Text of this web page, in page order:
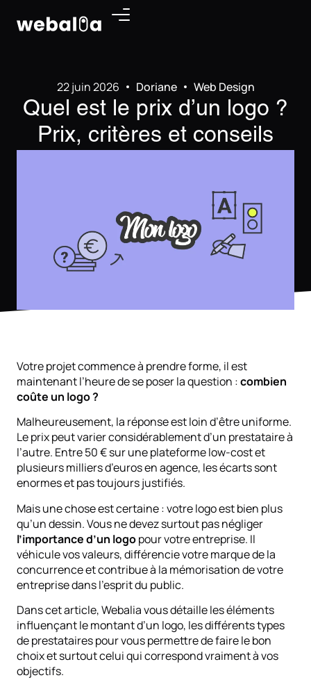
22 juin 2026 Doriane Web Design
Quel est le prix d’un logo ?
Prix, critères et conseils
Votre projet commence à prendre forme, il est
maintenant l’heure de se poser la question :combien
coûte un logo ?
Malheureusement, la réponse est loin d’être uniforme.
Le prix peut varier considérablement d’un prestataire à
l’autre. Entre 50 € sur une plateforme low-cost et
plusieurs milliers d’euros en agence, les écarts sont
enormes et pas toujours justifiés.
Mais une chose est certaine : votre logo est bien plus
qu’un dessin. Vous ne devez surtout pas négliger
l’importance d’un logopour votre entreprise. Il
véhicule vos valeurs, différencie votre marque de la
concurrence et contribue à la mémorisation de votre
entreprise dans l’esprit du public.
Dans cet article, Webalia vous détaille les éléments
influençant le montant d’un logo, les différents types
de prestataires pour vous permettre de faire le bon
choix et surtout celui qui correspond vraiment à vos
objectifs.
Panneau de gestion des cookies